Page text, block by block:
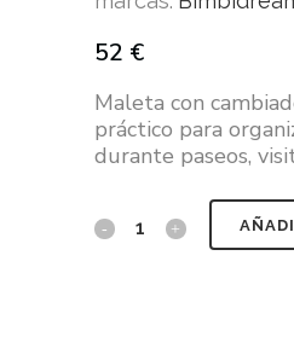
52 €
Maleta con
práctico para
durante paseos,